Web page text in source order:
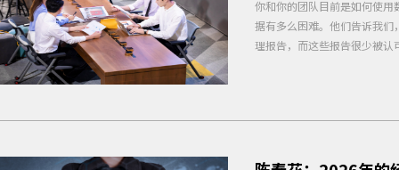
你和你的团队目前是如何使
据有多么困难。他们告诉我
理报告，而这些报告很少被